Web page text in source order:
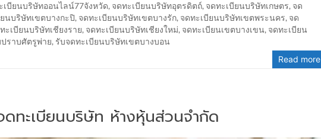
เบียนบริษัทออนไลน์77จังหวัด, จดทะเบียนบริษัทอุตรดิตถ์, จดทะเบียนบริษัทเกษตร, จด
นบริษัทเขตบางกะปิ, จดทะเบียนบริษัทเขตบางรัก, จดทะเบียนบริษัทเขตพระนคร, จด
ะเบียนบริษัทเชียงราย, จดทะเบียนบริษัทเชียงใหม่, จดทะเบียนเขตบางเขน, จดทะเบียน
ราบศัตรูพ่าย, รับจดทะเบียนบริษัทเขตบางบอน
Read more
ดทะเบียนบริษัท ห้างหุ้นส่วนจำกัด